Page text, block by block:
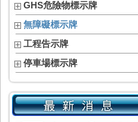
GHS危險物標示牌
無障礙標示牌
工程告示牌
停車場標示牌